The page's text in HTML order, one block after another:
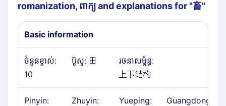
romanization, ពាក្យ and explanations for "畜"
Basic information
ចំនួនខ្ទាស់:
10
ប៊ូសូ: 田
រចនាសម្ព័ន្ធ:
上下结构
Pinyin:
Zhuyin:
Yueping:
Guangdong: